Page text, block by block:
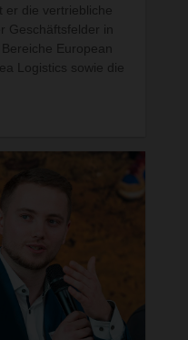
er die vertriebliche
Geschäftsfelder in
European
Logistics sowie die